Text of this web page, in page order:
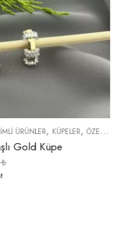
,TREND ÜRÜNLER,YENI
ÇOK SATANLAR ,HEDIYELER,
Xeneora Zirkon Taşlı
225.00
Kdv Dahil Toplam Fiyat